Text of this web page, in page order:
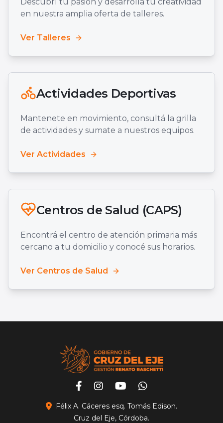
en nuestra amplia oferta de talleres.
Ver Talleres
Actividades Deportivas
Mantenete en movimiento, consultá la grilla
de actividades y sumate a nuestros equipos.
Ver Actividades
Centros de Salud (CAPS)
Encontrá el centro de atención primaria más
cercano a tu domicilio y conocé sus horarios.
Ver Centros de Salud
Félix A. Cáceres esq. Tomás Edison.
Cruz del Eje, Córdoba.